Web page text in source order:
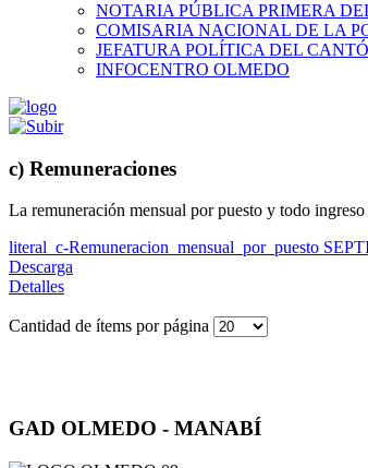
NOTARIA PÚBLICA PRIMERA
COMISARIA NACIONAL DE LA
JEFATURA POLÍTICA DEL
INFOCENTRO OLMEDO
c) Remuneraciones
La remuneración mensual por puesto y todo
literal_c-Remuneracion_mensual_por_puesto
Descarga
Detalles
Cantidad de ítems por página
GAD OLMEDO - MANABÍ